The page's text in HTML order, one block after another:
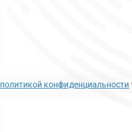
политикой конфиденциальности